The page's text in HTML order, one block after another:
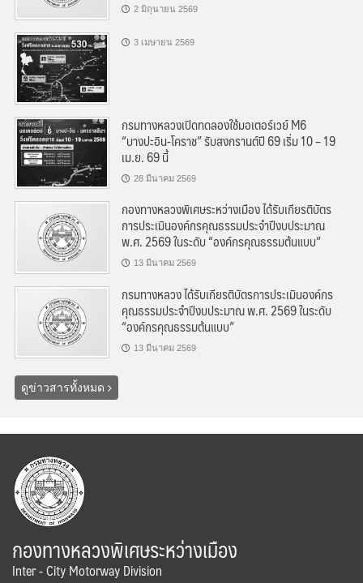
2 มิถุนายน 2569
3 เมษายน 2569
กรมทางหลวงเปิดทดลองใช้มอเตอร์เวย์ M6
“บางปะอิน-โคราช” รับสงกรานต์ปี 69 เริ่ม 10 – 19
เม.ย. 69 นี้
28 มีนาคม 2569
กองทางหลวงพิเศษระหว่างเมือง ได้รับเกียรติบัตร
การประเมินองค์กรคุณธรรมประจำปีงบประมาณ
พ.ศ. 2569 ในระดับ “องค์กรคุณธรรมต้นแบบ”
13 มีนาคม 2569
กรมทางหลวง ได้รับเกียรติบัตรการประเมินองค์กร
คุณธรรมประจำปีงบประมาณ พ.ศ. 2569 ในระดับ
“องค์กรคุณธรรมต้นแบบ”
13 มีนาคม 2569
ดูข่าวสารทั้งหมด
กองทางหลวงพิเศษระหว่างเมือง
Inter - City Motorway Division